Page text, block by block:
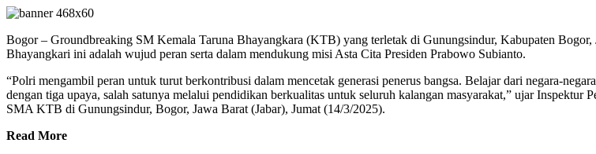
Bogor – Groundbreaking SM Kemala Taruna Bhayangkara (KTB) yang terletak di Gunungsindur, Kabupaten
Bhayangkari ini adalah wujud peran serta dalam mendukung misi Asta Cita Presiden Prabowo Subianto.
“Polri mengambil peran untuk turut berkontribusi dalam mencetak generasi penerus bangsa. Belajar dari negara-
dengan tiga upaya, salah satunya melalui pendidikan berkualitas untuk seluruh kalangan masyarakat,” ujar
SMA KTB di Gunungsindur, Bogor, Jawa Barat (Jabar), Jumat (14/3/2025).
Read More